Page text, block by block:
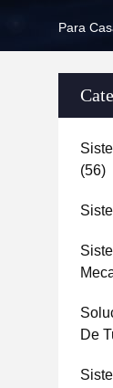
Para
(56)
De